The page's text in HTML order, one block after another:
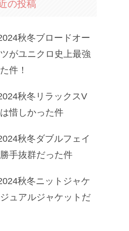
の投稿
秋冬ブロードオー
がユニクロ史上最強
件！
秋冬リラックスV
惜しかった件
秋冬ダブルフェイ
手抜群だった件
秋冬ニットジャケ
ュアルジャケットだ